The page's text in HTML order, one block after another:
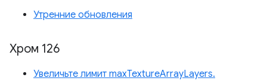
Утренние обновления
Хром 126
Увеличьте лимит maxTextureArrayLayers.